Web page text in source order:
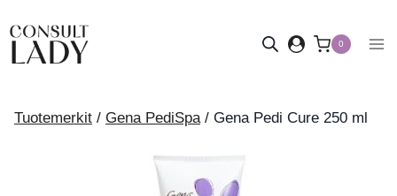
sisältöön
0
Tuotemerkit / Gena PediSpa / Gena Pedi Cure 250 ml